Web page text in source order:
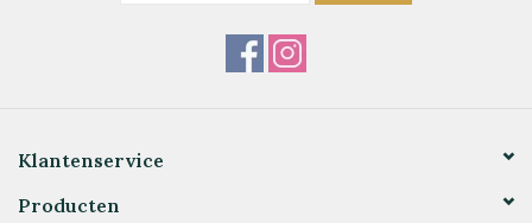
Klantenservice
Producten